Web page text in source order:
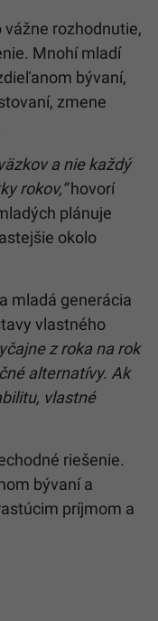
rozhodnutie,
Mnohí mladí
bývaní,
zmene
a nie každý
rokov,“hovorí
plánuje
okolo
mladá generácia
vlastného
z roka na rok
alternatívy. Ak
vlastné
riešenie.
bývaní a
príjmom a